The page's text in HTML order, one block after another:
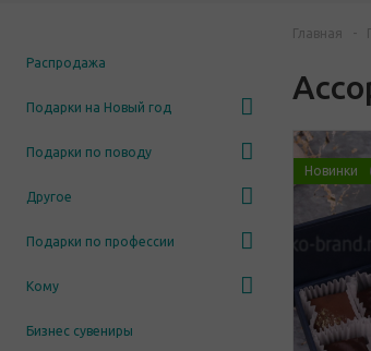
Распродажа
Подарки на Новый год
Подарки по поводу
Другое
Подарки по профессии
Кому
Бизнес сувениры
Главная -
Новинки